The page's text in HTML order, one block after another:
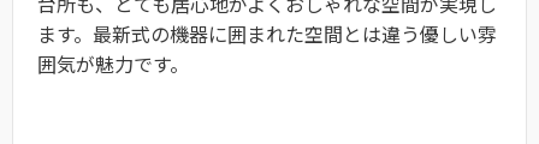
ます。最新式の機器に囲まれた空間とは違う優しい雰
囲気が魅力です。